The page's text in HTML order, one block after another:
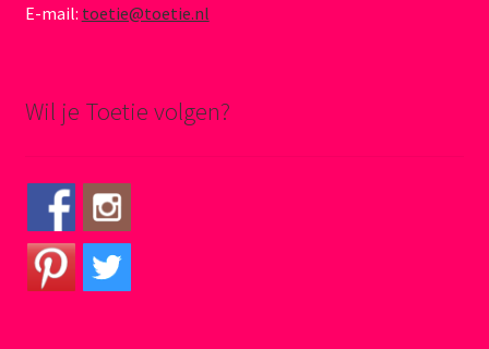
E-mail: toetie@toetie.nl
Wil je Toetie volgen?